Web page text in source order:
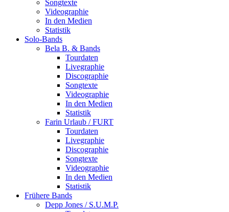
Songtexte
Videographie
In den Medien
Statistik
Solo-Bands
Bela B. & Bands
Tourdaten
Livegraphie
Discographie
Songtexte
Videographie
In den Medien
Statistik
Farin Urlaub / FURT
Tourdaten
Livegraphie
Discographie
Songtexte
Videographie
In den Medien
Statistik
Frühere Bands
Depp Jones / S.U.M.P.